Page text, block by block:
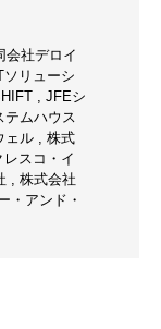
会社デロイ
ソリューシ
, JFEシ
テムハウス
ェル , 株式
レスコ・イ
, 株式会社
・アンド・